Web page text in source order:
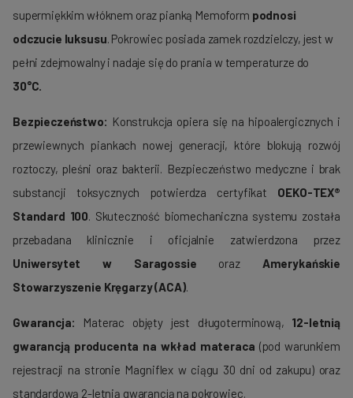
supermiękkim włóknem oraz pianką Memoform podnosi
odczucie luksusu. Pokrowiec posiada zamek rozdzielczy, jest w
pełni zdejmowalny i nadaje się do prania w temperaturze do
30°C.
Bezpieczeństwo: Konstrukcja opiera się na hipoalergicznych i
przewiewnych piankach nowej generacji, które blokują rozwój
roztoczy, pleśni oraz bakterii. Bezpieczeństwo medyczne i brak
substancji toksycznych potwierdza certyfikat OEKO-TEX®
Standard 100. Skuteczność biomechaniczna systemu została
przebadana klinicznie i oficjalnie zatwierdzona przez
Uniwersytet w Saragossie oraz Amerykańskie
Stowarzyszenie Kręgarzy (ACA).
Gwarancja: Materac objęty jest długoterminową, 12-letnią
gwarancją producenta na wkład materaca (pod warunkiem
rejestracji na stronie Magniflex w ciągu 30 dni od zakupu) oraz
standardową 2-letnią gwarancją na pokrowiec.